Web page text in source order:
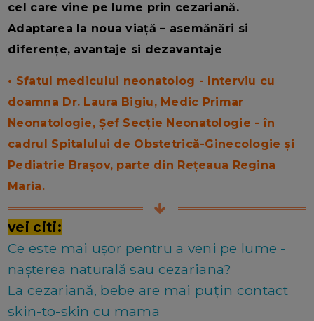
cel care vine pe lume prin cezariană.
Adaptarea la noua viață – asemănări si
diferențe, avantaje si dezavantaje
• Sfatul medicului neonatolog - Interviu cu
doamna Dr. Laura Bigiu, Medic Primar
Neonatologie, Șef Secție Neonatologie - în
cadrul Spitalului de Obstetrică-Ginecologie și
Pediatrie Brașov, parte din Rețeaua Regina
Maria.
vei citi:
Ce este mai ușor pentru a veni pe lume -
nașterea naturală sau cezariana?
La cezariană, bebe are mai puțin contact
skin-to-skin cu mama